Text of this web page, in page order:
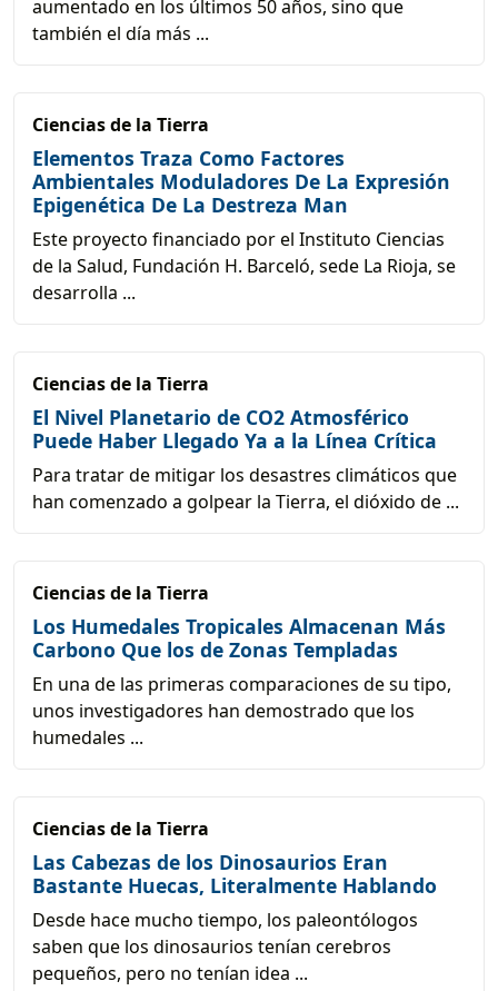
aumentado en los últimos 50 años, sino que
también el día más ...
Ciencias de la Tierra
Elementos Traza Como Factores
Ambientales Moduladores De La Expresión
Epigenética De La Destreza Man
Este proyecto financiado por el Instituto Ciencias
de la Salud, Fundación H. Barceló, sede La Rioja, se
desarrolla ...
Ciencias de la Tierra
El Nivel Planetario de CO2 Atmosférico
Puede Haber Llegado Ya a la Línea Crítica
Para tratar de mitigar los desastres climáticos que
han comenzado a golpear la Tierra, el dióxido de ...
Ciencias de la Tierra
Los Humedales Tropicales Almacenan Más
Carbono Que los de Zonas Templadas
En una de las primeras comparaciones de su tipo,
unos investigadores han demostrado que los
humedales ...
Ciencias de la Tierra
Las Cabezas de los Dinosaurios Eran
Bastante Huecas, Literalmente Hablando
Desde hace mucho tiempo, los paleontólogos
saben que los dinosaurios tenían cerebros
pequeños, pero no tenían idea ...